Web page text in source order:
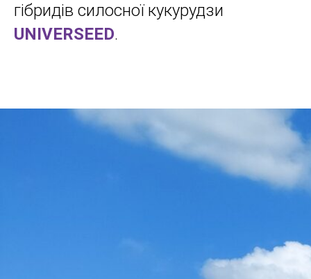
гібридів силосної кукурудзи
UNIVERSEED.